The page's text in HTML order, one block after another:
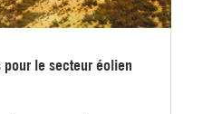
pour le secteur éolien